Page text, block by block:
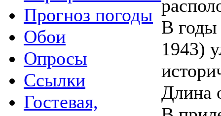
Прогноз погоды
Обои
Опросы
Ссылки
Гостевая,
В годы
1943)
Длина